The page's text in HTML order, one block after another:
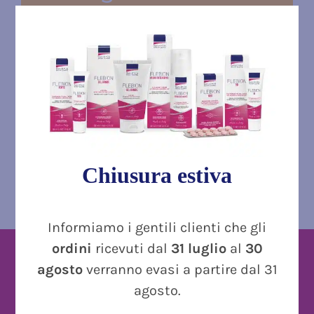
Instagram, segui tutti gli aggiornamenti sui
nostri prodotti e molto altro ancora
INIZIA DA QUI
Chiusura estiva
Informiamo i gentili clienti che gli
ordini ricevuti dal 31 luglio al 30
agosto verranno evasi a partire dal 31
agosto.